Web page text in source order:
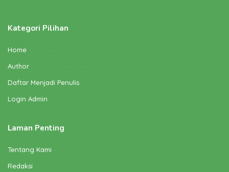
Kategori Pilihan
Home
Author
Daftar Menjadi Penulis
Login Admin
Laman Penting
Tentang Kami
Redaksi